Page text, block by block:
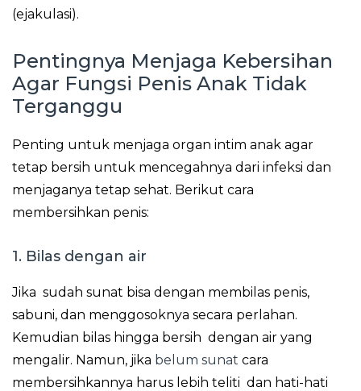
(ejakulasi).
Pentingnya Menjaga Kebersihan
Agar Fungsi Penis Anak Tidak
Terganggu
Penting untuk menjaga organ intim anak agar
tetap bersih untuk mencegahnya dari infeksi dan
menjaganya tetap sehat. Berikut cara
membersihkan penis:
1. Bilas dengan air
Jika sudah sunat bisa dengan membilas penis,
sabuni, dan menggosoknya secara perlahan.
Kemudian bilas hingga bersih dengan air yang
mengalir. Namun, jika belum sunat cara
membersihkannya harus lebih teliti dan hati-hati